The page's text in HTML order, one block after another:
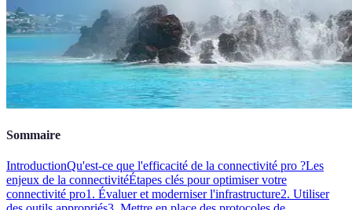
Sommaire
IntroductionQu'est-ce que l'efficacité de la connectivité pro ?Les
enjeux de la connectivitéÉtapes clés pour optimiser votre
connectivité pro1. Évaluer et moderniser l'infrastructure2. Utiliser